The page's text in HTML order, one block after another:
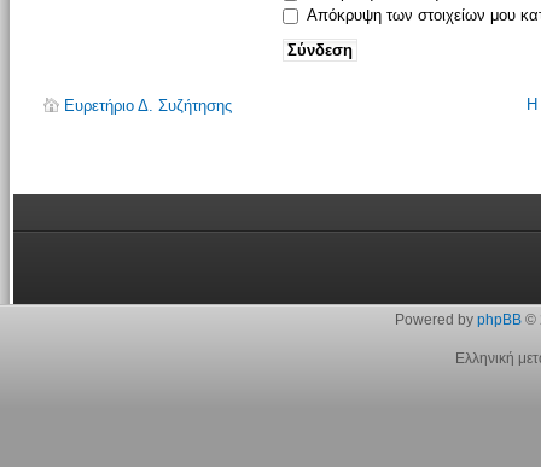
Απόκρυψη των στοιχείων μου
Ευρετήριο Δ. Συζήτησης Η
Powered by phpBB©
Ελληνική